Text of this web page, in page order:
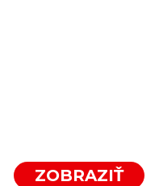
ZOBRAZIŤ